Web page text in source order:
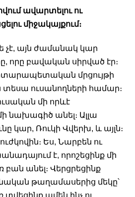
ավարտելու ու
միջակայքում։
չէ, այն ժամանակ կար
որը բավական սիրված էր։
մրցույթի
տեսա ուսանողների համար։
մի որևէ
նախագիծ անել։ Ալլա
կար, Ռուկի Վվերխ, և այլն։
Ես, Նարբեն ու
է, որոշեցինք մի
անել։ Վերցրեցինք
թաղամասերից մեկը՝